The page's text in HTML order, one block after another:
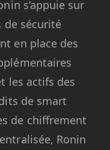
s’appuie sur
de sécurité
en place des
les actifs des
de smart
de chiffrement
Ronin